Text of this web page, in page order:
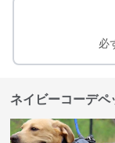
必
ネイビーコーデペ